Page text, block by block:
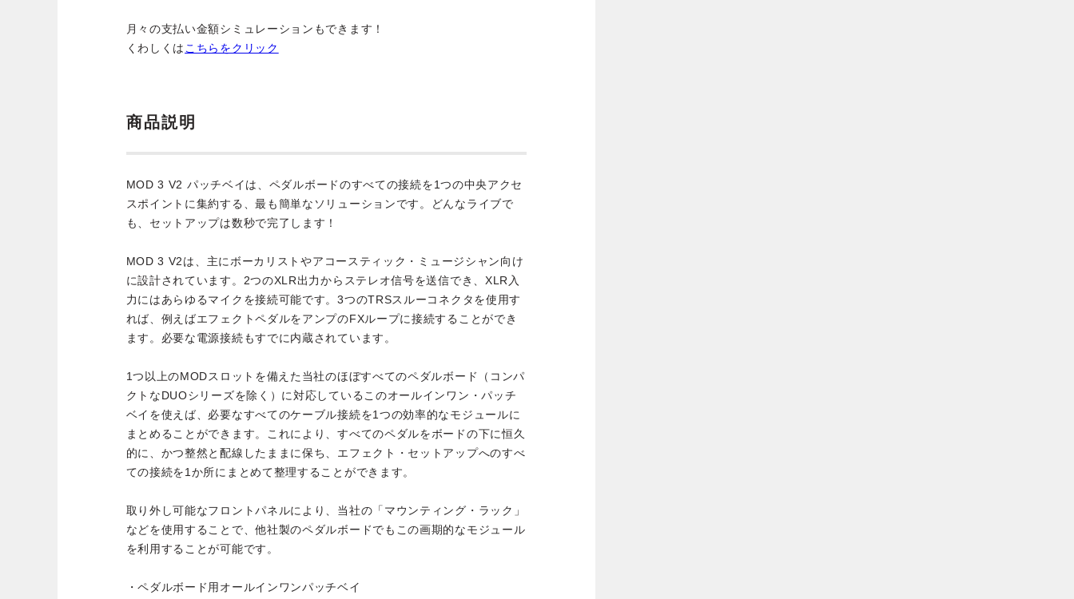
月々の支払い金額シミュレーションもできます！
くわしくは こちらをクリック
商品説明
MOD 3 V2 パッチベイは、ペダルボードのすべての接続を1つの中央アクセ
スポイントに集約する、最も簡単なソリューションです。どんなライブで
も、セットアップは数秒で完了します！
MOD 3 V2は、主にボーカリストやアコースティック・ミュージシャン向け
に設計されています。2つのXLR出力からステレオ信号を送信でき、XLR入
力にはあらゆるマイクを接続可能です。3つのTRSスルーコネクタを使用す
れば、例えばエフェクトペダルをアンプのFXループに接続することができ
ます。必要な電源接続もすでに内蔵されています。
1つ以上のMODスロットを備えた当社のほぼすべてのペダルボード（コンパ
クトなDUOシリーズを除く）に対応しているこのオールインワン・パッチ
ベイを使えば、必要なすべてのケーブル接続を1つの効率的なモジュールに
まとめることができます。これにより、すべてのペダルをボードの下に恒久
的に、かつ整然と配線したままに保ち、エフェクト・セットアップへのすべ
ての接続を1か所にまとめて整理することができます。
取り外し可能なフロントパネルにより、当社の「マウンティング・ラック」
などを使用することで、他社製のペダルボードでもこの画期的なモジュール
を利用することが可能です。
・ペダルボード用オールインワンパッチベイ